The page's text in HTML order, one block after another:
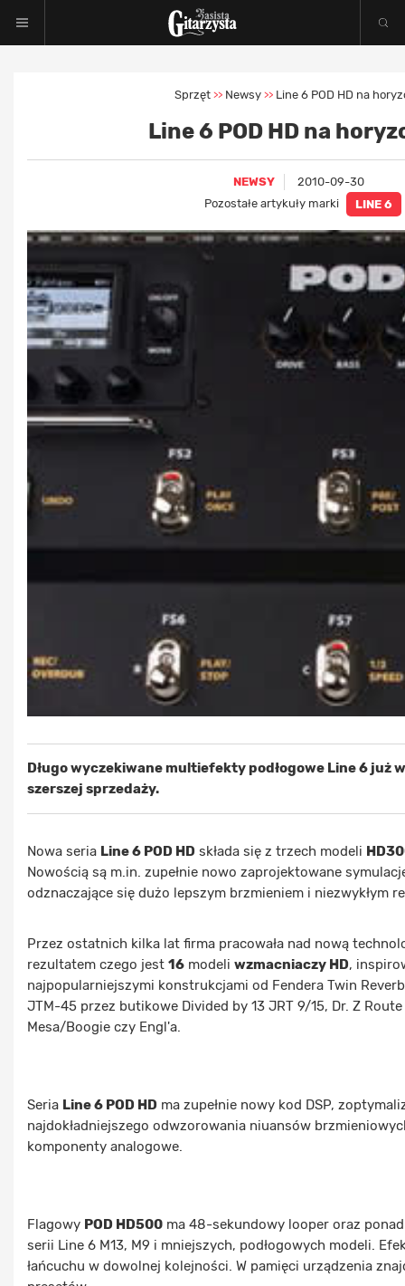
Sprzęt >> Newsy >> Line 6 POD HD na
Line 6 POD HD na
NEWSY
2010-09-30
Pozostałe artykuły marki
LINE 6
Długo wyczekiwane multiefekty podłogowe Line 6 już
szerszej sprzedaży.
Nowa seria Line 6 POD HD składa się z trzech modeli
Nowością są m.in. zupełnie nowo zaprojektowane
odznaczające się dużo lepszym brzmieniem i niezwykłym
Przez ostatnich kilka lat firma pracowała nad nową
rezultatem czego jest 16 modeli wzmacniaczy HD,
najpopularniejszymi konstrukcjami od Fendera Twin
JTM-45 przez butikowe Divided by 13 JRT 9/15, Dr. Z
Mesa/Boogie czy Engl'a.
Seria Line 6 POD HD ma zupełnie nowy kod DSP,
najdokładniejszego odwzorowania niuansów
komponenty analogowe.
Flagowy POD HD500 ma 48-sekundowy looper oraz
serii Line 6 M13, M9 i mniejszych, podłogowych modeli.
łańcuchu w dowolnej kolejności. W pamięci urządzenia